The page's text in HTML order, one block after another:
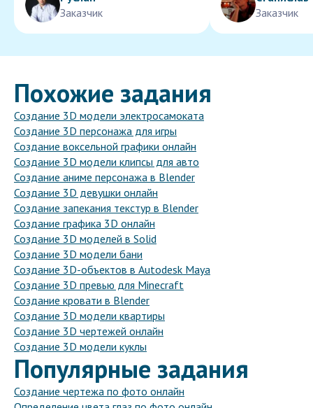
Заказчик
Заказчик
Похожие задания
Создание 3D модели электросамоката
Создание 3D персонажа для игры
Создание воксельной графики онлайн
Создание 3D модели клипсы для авто
Создание аниме персонажа в Blender
Создание 3D девушки онлайн
Создание запекания текстур в Blender
Создание графика 3D онлайн
Создание 3D моделей в Solid
Создание 3D модели бани
Создание 3D-объектов в Autodesk Maya
Создание 3D превью для Minecraft
Создание кровати в Blender
Создание 3D модели квартиры
Создание 3D чертежей онлайн
Создание 3D модели куклы
Популярные задания
Создание чертежа по фото онлайн